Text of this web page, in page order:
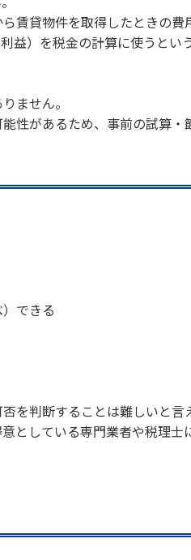
貸物件を取得したときの費
）を税金の計算に使うとい
ません。
があるため、事前の試算・
できる
を判断することは難しいと言
している専門業者や税理士